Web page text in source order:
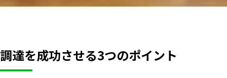
調達を成功させる3つのポイント